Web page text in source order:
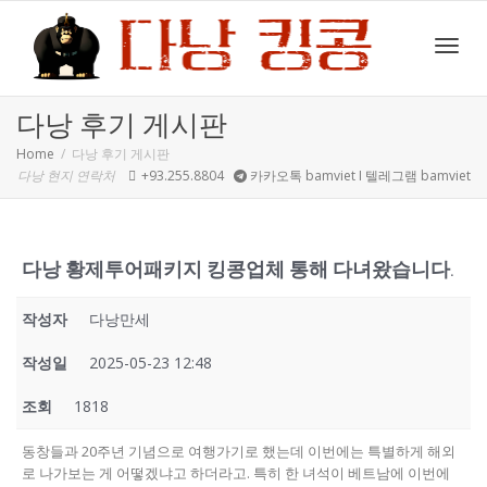
다낭 후기 게시판
Home
다낭 후기 게시판
다낭 현지 연락처
+93.255.8804 카카오톡 bamviet I 텔레그램 bamviet
다낭 황제투어패키지 킹콩업체 통해 다녀왔습니다.
작성자 다낭만세
작성일 2025-05-23 12:48
조회 1818
동창들과 20주년 기념으로 여행가기로 했는데 이번에는 특별하게 해외
로 나가보는 게 어떻겠냐고 하더라고. 특히 한 녀석이 베트남에 이번에